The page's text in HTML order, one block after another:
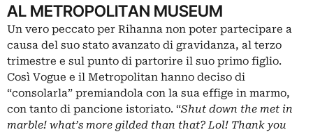
AL METROPOLITAN MUSEUM
Un vero peccato per Rihanna non poter partecipare a
causa del suo stato avanzato di gravidanza, al terzo
trimestre e sul punto di partorire il suo primo figlio.
Così Vogue e il Metropolitan hanno deciso di
“consolarla” premiandola con la sua effige in marmo,
con tanto di pancione istoriato. “Shut down the met in
marble! what’s more gilded than that? Lol! Thank you